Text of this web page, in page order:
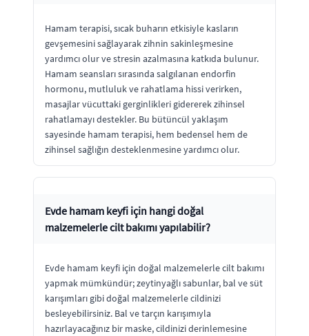
Hamam terapisi, sıcak buharın etkisiyle kasların
gevşemesini sağlayarak zihnin sakinleşmesine
yardımcı olur ve stresin azalmasına katkıda bulunur.
Hamam seansları sırasında salgılanan endorfin
hormonu, mutluluk ve rahatlama hissi verirken,
masajlar vücuttaki gerginlikleri gidererek zihinsel
rahatlamayı destekler. Bu bütüncül yaklaşım
sayesinde hamam terapisi, hem bedensel hem de
zihinsel sağlığın desteklenmesine yardımcı olur.
Evde hamam keyfi için hangi doğal
malzemelerle cilt bakımı yapılabilir?
Evde hamam keyfi için doğal malzemelerle cilt bakımı
yapmak mümkündür; zeytinyağlı sabunlar, bal ve süt
karışımları gibi doğal malzemelerle cildinizi
besleyebilirsiniz. Bal ve tarçın karışımıyla
hazırlayacağınız bir maske, cildinizi derinlemesine